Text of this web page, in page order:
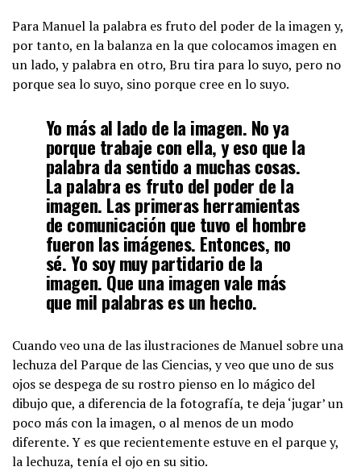
Para Manuel la palabra es fruto del poder de la imagen y,
por tanto, en la balanza en la que colocamos imagen en
un lado, y palabra en otro, Bru tira para lo suyo, pero no
porque sea lo suyo, sino porque cree en lo suyo.
Yo más al lado de la imagen. No ya
porque trabaje con ella, y eso que la
palabra da sentido a muchas cosas.
La palabra es fruto del poder de la
imagen. Las primeras herramientas
de comunicación que tuvo el hombre
fueron las imágenes. Entonces, no
sé. Yo soy muy partidario de la
imagen. Que una imagen vale más
que mil palabras es un hecho.
Cuando veo una de las ilustraciones de Manuel sobre una
lechuza del Parque de las Ciencias, y veo que uno de sus
ojos se despega de su rostro pienso en lo mágico del
dibujo que, a diferencia de la fotografía, te deja ‘jugar’ un
poco más con la imagen, o al menos de un modo
diferente. Y es que recientemente estuve en el parque y,
la lechuza, tenía el ojo en su sitio.